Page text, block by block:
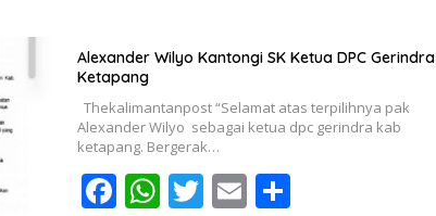
Alexander Wilyo Kantongi SK Ketua DPC Gerindra
Ketapang
Thekalimantanpost “Selamat atas terpilihnya pak
Alexander Wilyo sebagai ketua dpc gerindra kab
ketapang. Bergerak…
F W T E S